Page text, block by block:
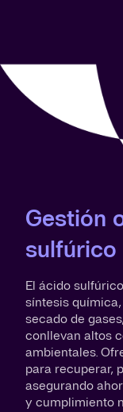
Gestión
sulfúrico
El ácido
síntesis
secado de
conllevan altos
ambientales.
para recuperar,
asegurando
y cumplimiento